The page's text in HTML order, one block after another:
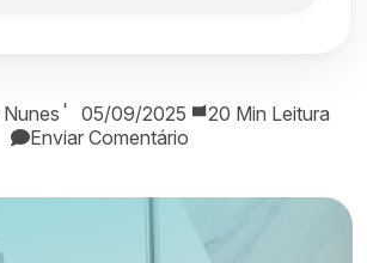
05/09/2025
20 Min Leitura
Enviar Comentário